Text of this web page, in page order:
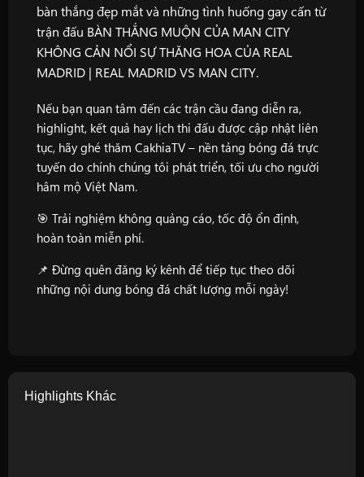
bàn thắng đẹp mắt và những tình huống gay cấn từ
trận đấu BÀN THẮNG MUỘN CỦA MAN CITY
KHÔNG CẢN NỔI SỰ THĂNG HOA CỦA REAL
MADRID | REAL MADRID VS MAN CITY.
Nếu bạn quan tâm đến các trận cầu đang diễn ra,
highlight, kết quả hay lịch thi đấu được cập nhật liên
tục, hãy ghé thăm CakhiaTV – nền tảng bóng đá trực
tuyến do chính chúng tôi phát triển, tối ưu cho người
hâm mộ Việt Nam.
🎯 Trải nghiệm không quảng cáo, tốc độ ổn định,
hoàn toàn miễn phí.
📌 Đừng quên đăng ký kênh để tiếp tục theo dõi
những nội dung bóng đá chất lượng mỗi ngày!
Highlights Khác